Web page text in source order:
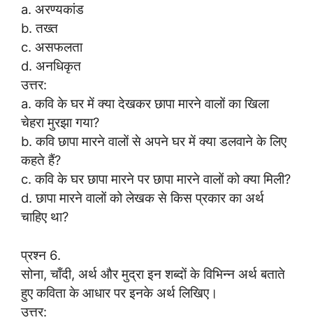
a. अरण्यकांड
b. तख्त
c. असफलता
d. अनधिकृत
उत्तर:
a. कवि के घर में क्या देखकर छापा मारने वालों का खिला
चेहरा मुरझा गया?
b. कवि छापा मारने वालों से अपने घर में क्या डलवाने के लिए
कहते हैं?
c. कवि के घर छापा मारने पर छापा मारने वालों को क्या मिली?
d. छापा मारने वालों को लेखक से किस प्रकार का अर्थ
चाहिए था?
प्रश्न 6.
सोना, चाँदी, अर्थ और मुद्रा इन शब्दों के विभिन्न अर्थ बताते
हुए कविता के आधार पर इनके अर्थ लिखिए।
उत्तर: